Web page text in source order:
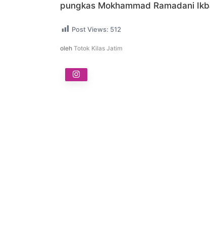
pungkas Mokhammad Ramadani
Post Views: 512
oleh Totok Kilas Jatim